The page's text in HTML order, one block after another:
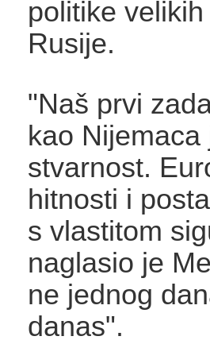
politike
Rusije.
"Naš prvi
kao
stvarnost.
hitnosti i
s vlastitom
naglasio je
ne jednog
danas".